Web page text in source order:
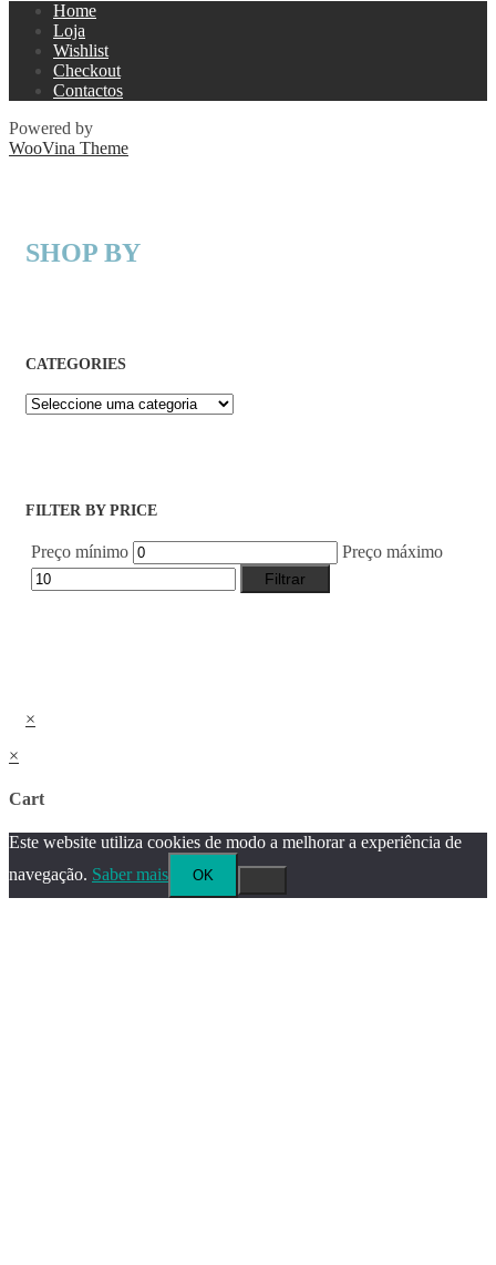
Home
Loja
Wishlist
Checkout
Contactos
Powered by
WooVina Theme
SHOP BY
CATEGORIES
FILTER BY PRICE
Preço mínimo Preço máximo
Filtrar
×
×
Cart
Este website utiliza cookies de modo a melhorar a experiência de
navegação. Saber mais OK